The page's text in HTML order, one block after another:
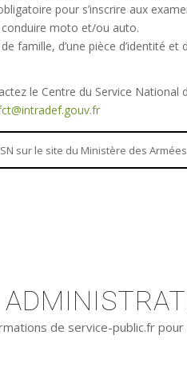
pour s’inscrire aux
moto et/ou auto.
famille, d’une pièce d’identité et
le Centre du Service National
sur le site du Ministère des Armées
de service-public.fr pour